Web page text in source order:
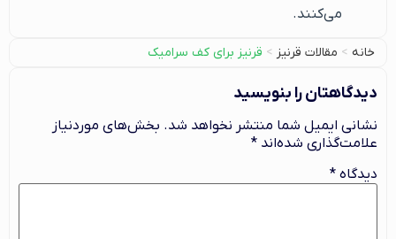
می‌کنند.
خانه > مقالات قرنیز > قرنیز برای کف سرامیک
دیدگاهتان را بنویسید
نشانی ایمیل شما منتشر نخواهد شد. بخش‌های موردنیاز
علامت‌گذاری شده‌اند *
دیدگاه *